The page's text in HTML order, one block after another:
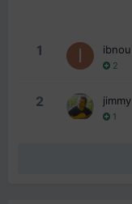
1 ibnou
2
2 jimmy
1